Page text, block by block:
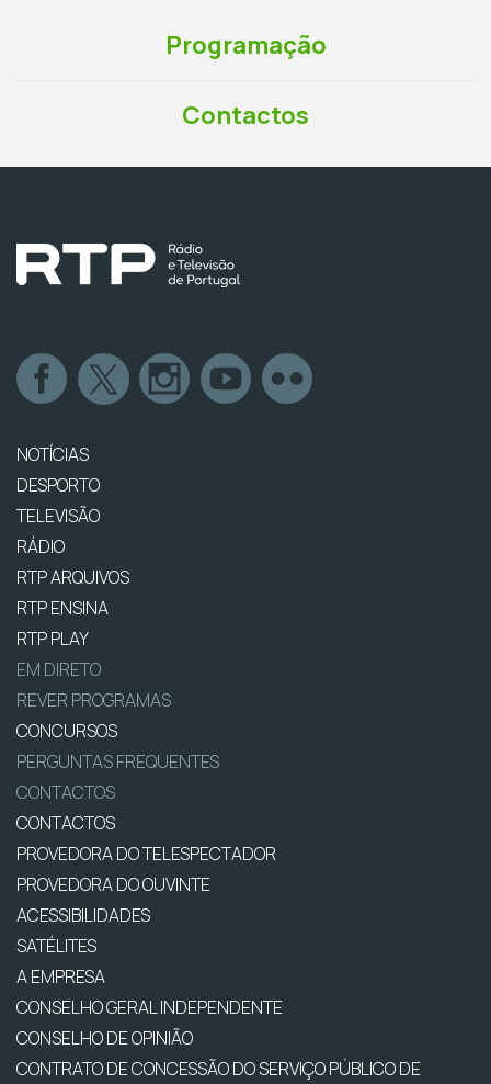
Programação
Contactos
NOTÍCIAS
DESPORTO
TELEVISÃO
RÁDIO
RTP ARQUIVOS
RTP ENSINA
RTP PLAY
EM DIRETO
REVER PROGRAMAS
CONCURSOS
PERGUNTAS FREQUENTES
CONTACTOS
CONTACTOS
PROVEDORA DO TELESPECTADOR
PROVEDORA DO OUVINTE
ACESSIBILIDADES
SATÉLITES
A EMPRESA
CONSELHO GERAL INDEPENDENTE
CONSELHO DE OPINIÃO
CONTRATO DE CONCESSÃO DO SERVIÇO PÚBLICO DE